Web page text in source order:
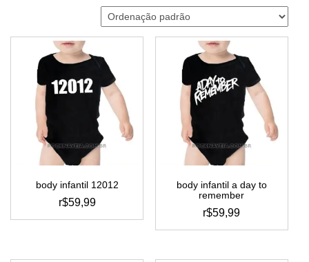
body infantil 12012
r$59,99
este
body infantil a day to
remember
r$59,99
este